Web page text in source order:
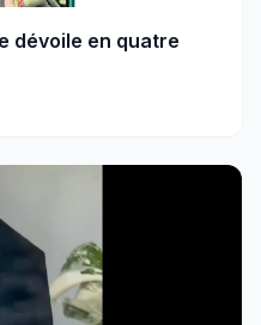
dévoile en quatre